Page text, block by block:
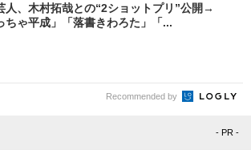
人、木村拓哉との“2ショットプリ”公開→
ちゃ平成」「落書きわろた」「...
Recommended by
- PR -